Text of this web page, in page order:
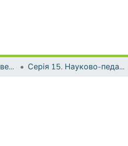
Наукові часописи Університету Серія 15. Науково-педагогічні проблеми фізичної культури (фізична культура і спорт)